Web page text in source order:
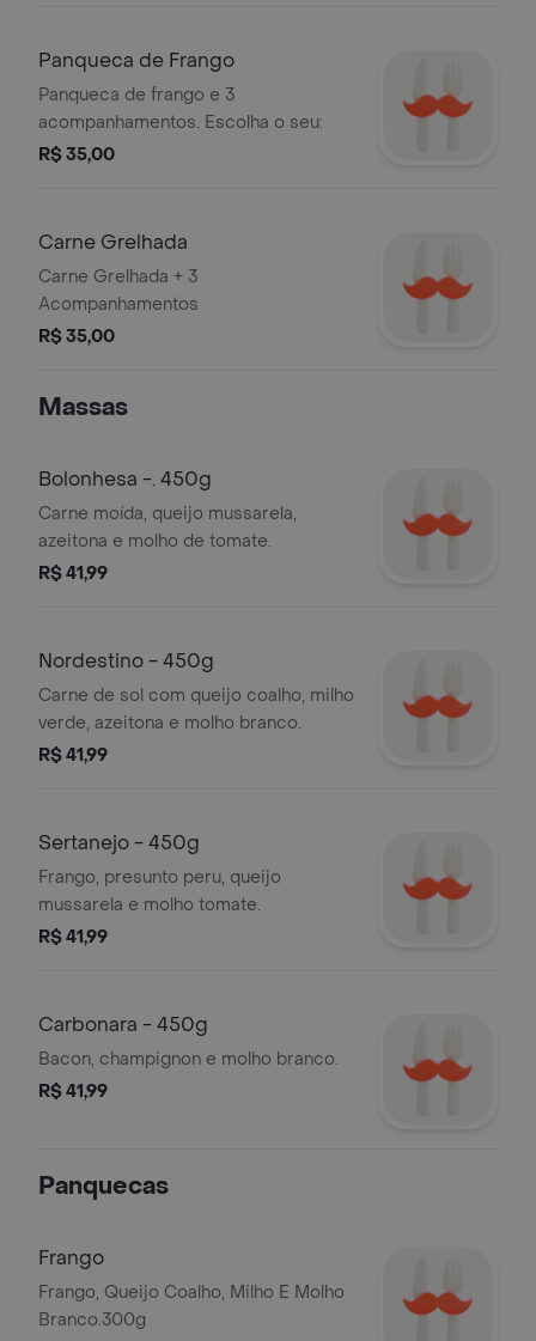
Panqueca de Frango
Panqueca de frango e 3
acompanhamentos. Escolha o seu:
R$ 35,00
Carne Grelhada
Carne Grelhada + 3
Acompanhamentos
R$ 35,00
Massas
Bolonhesa -. 450g
Carne moída, queijo mussarela,
azeitona e molho de tomate.
R$ 41,99
Nordestino - 450g
Carne de sol com queijo coalho, milho
verde, azeitona e molho branco.
R$ 41,99
Sertanejo - 450g
Frango, presunto peru, queijo
mussarela e molho tomate.
R$ 41,99
Carbonara - 450g
Bacon, champignon e molho branco.
R$ 41,99
Panquecas
Frango
Frango, Queijo Coalho, Milho E Molho
Branco.300g